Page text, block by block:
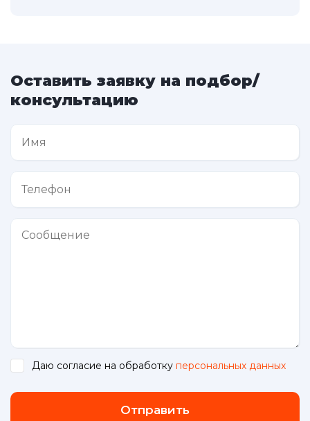
Оставить заявку на подбор/
консультацию
Даю согласие на обработку персональных данных
Отправить